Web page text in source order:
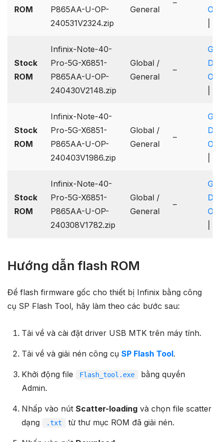
ROM
P865AA-U-OP-
240531V2324.zip
General
–
Stock
ROM
Infinix-Note-40-
Pro-5G-X6851-
P865AA-U-OP-
240430V2148.zip
Global /
General
–
Stock
ROM
Infinix-Note-40-
Pro-5G-X6851-
P865AA-U-OP-
240403V1986.zip
Global /
General
–
Stock
ROM
Infinix-Note-40-
Pro-5G-X6851-
P865AA-U-OP-
240308V1782.zip
Global /
General
–
Hướng dẫn flash ROM
Để flash firmware gốc cho thiết bị Infinix bằng công
cụ SP Flash Tool, hãy làm theo các bước sau:
Tải về và cài đặt driver USB MTK trên máy tính.
Tải về và giải nén công cụ SP Flash Tool.
Khởi động file Flash_tool.exe
bằng quyền
Admin.
Nhấp vào nút Scatter-loadingvà chọn file scatter
dạng
.txt từ thư mục ROM đã giải nén.